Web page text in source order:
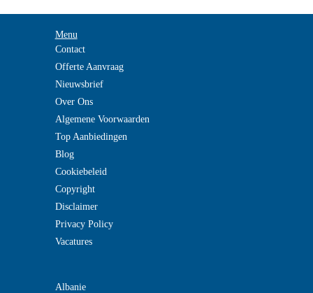
Menu
Contact
Offerte Aanvraag
Nieuwsbrief
Over Ons
Algemene Voorwaarden
Top Aanbiedingen
Blog
Cookiebeleid
Copyright
Disclaimer
Privacy Policy
Vacatures
Albanie